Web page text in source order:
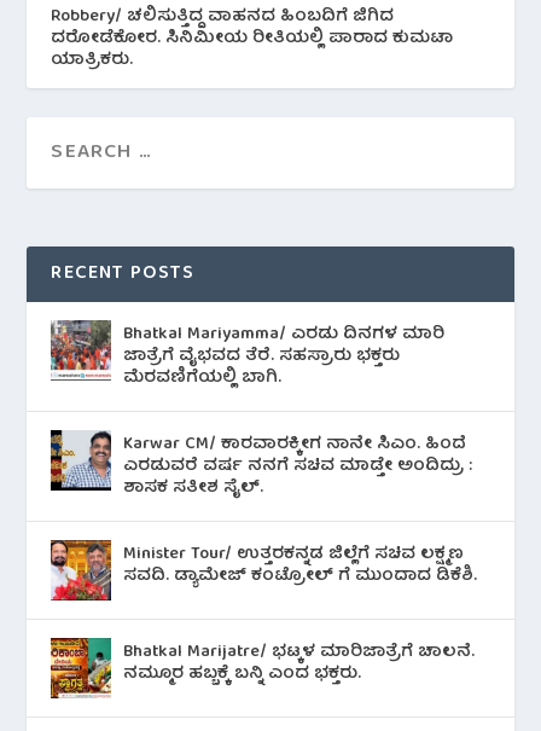
Robbery/ ಚಲಿಸುತ್ತಿದ್ದ ವಾಹನದ ಹಿಂಬದಿಗೆ ಜಿಗಿದ
ದರೋಡೆಕೋರ. ಸಿನಿಮೀಯ ರೀತಿಯಲ್ಲಿ ಪಾರಾದ ಕುಮಟಾ
ಯಾತ್ರಿಕರು.
RECENT POSTS
Bhatkal Mariyamma/ ಎರಡು ದಿನಗಳ ಮಾರಿ
ಜಾತ್ರೆಗೆ ವೈಭವದ ತೆರೆ. ಸಹಸ್ರಾರು ಭಕ್ತರು
ಮೆರವಣಿಗೆಯಲ್ಲಿ ಬಾಗಿ.
Karwar CM/ ಕಾರವಾರಕ್ಕೀಗ ನಾನೇ ಸಿಎಂ. ಹಿಂದೆ
ಎರಡುವರೆ ವರ್ಷ ನನಗೆ ಸಚಿವ ಮಾಡ್ತೇ ಅಂದಿದ್ರು :
ಶಾಸಕ ಸತೀಶ ಸೈಲ್.
Minister Tour/ ಉತ್ತರಕನ್ನಡ ಜಿಲ್ಲೆಗೆ ಸಚಿವ ಲಕ್ಷ್ಮಣ
ಸವದಿ. ಡ್ಯಾಮೇಜ್ ಕಂಟ್ರೋಲ್ ಗೆ ಮುಂದಾದ ಡಿಕೆಶಿ.
Bhatkal Marijatre/ ಭಟ್ಕಳ ಮಾರಿಜಾತ್ರೆಗೆ ಚಾಲನೆ.
ನಮ್ಮೂರ ಹಬ್ಬಕ್ಕೆ ಬನ್ನಿ ಎಂದ ಭಕ್ತರು.